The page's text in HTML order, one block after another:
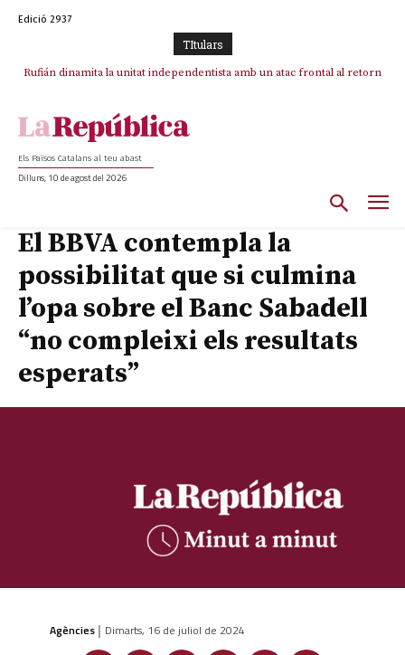
Edició 2937
TItulars
Rufián dinamita la unitat independentista amb un atac frontal al retorn
Els Països Catalans al teu abast
Dilluns, 10 de agost del 2026
El BBVA contempla la
possibilitat que si culmina
l’opa sobre el Banc Sabadell
“no compleixi els resultats
esperats”
Agències | Dimarts, 16 de juliol de 2024